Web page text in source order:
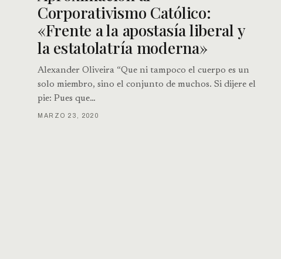
Corporativismo Católico:
«Frente a la apostasía liberal y
la estatolatría moderna»
Alexander Oliveira “Que ni tampoco el cuerpo es un
solo miembro, sino el conjunto de muchos. Si dijere el
pie: Pues que…
MARZO 23, 2020